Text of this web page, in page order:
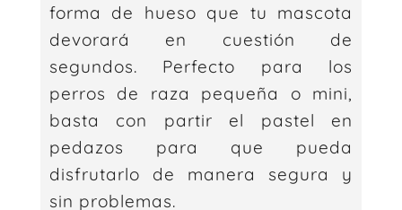
forma de hueso que tu mascota
devorará en cuestión de
segundos. Perfecto para los
perros de raza pequeña o mini,
basta con partir el pastel en
pedazos para que pueda
disfrutarlo de manera segura y
sin problemas.